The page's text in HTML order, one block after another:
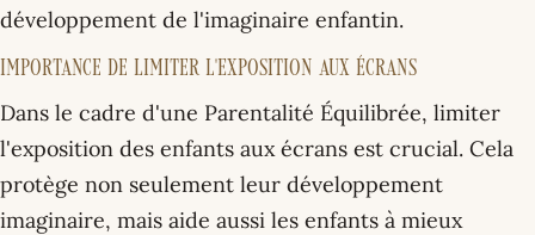
développement de l'imaginaire enfantin.
Importance de Limiter l'Exposition aux Écrans
Dans le cadre d'une Parentalité Équilibrée, limiter
l'exposition des enfants aux écrans est crucial. Cela
protège non seulement leur développement
imaginaire, mais aide aussi les enfants à mieux